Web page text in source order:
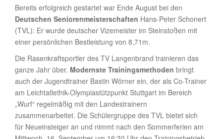
Bereits erfolgreich gestartet war Ende August bei den
Deutschen Seniorenmeisterschaften Hans-Peter Schonert
(TVL): Er wurde deutscher Vizemeister im Steinstoßen mit
einer persönlichen Bestleistung von 8,71m.
Die Rasenkraftsportler des TV Langenbrand trainieren das
ganze Jahr über. Modernste Trainingsmethoden bringt
auch der Jugendtrainer Bastin Wörner ein, der als Co-Trainer
am Leichtatlethik-Olympiastützpunkt Stuttgart im Bereich
„Wurf“ regelmäßig mit den Landestrainern
zusammenarbeitet. Die Schülergruppe des TVL bietet sich
für Neueinsteiger an und nimmt nach den Sommerferien am